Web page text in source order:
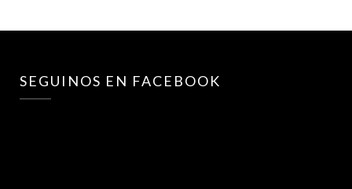
SEGUINOS EN FACEBOOK